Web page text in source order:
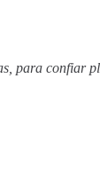
para confiar